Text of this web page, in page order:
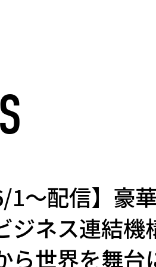
1〜配信】豪
ジネス連結
ら世界を舞台